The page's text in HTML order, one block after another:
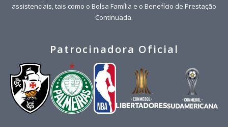
assistenciais, tais como o Bolsa Família e o Benefício de Prestação
Continuada.
Patrocinadora Oficial